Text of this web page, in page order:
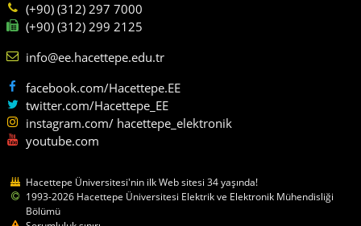
(+90) (312) 297 7000
(+90) (312) 299 2125
info@ee.hacettepe.edu.tr
facebook.com/Hacettepe.EE
twitter.com/Hacettepe_EE
instagram.com/ hacettepe_elektronik
youtube.com
Hacettepe Üniversitesi'nin ilk Web sitesi 34 yaşında!
1993-2026 Hacettepe Üniversitesi Elektrik ve Elektronik Mühendisliği
Bölümü